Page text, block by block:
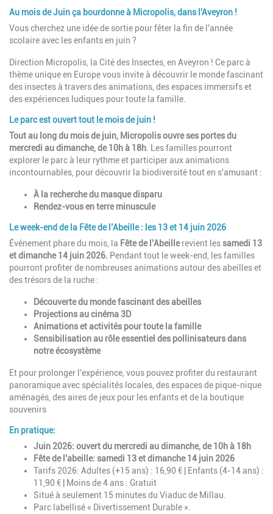
Au mois de Juin ça bourdonne à Micropolis, dans l'Aveyron !
Vous cherchez une idée de sortie pour fêter la fin de l'année
scolaire avec les enfants en juin ?
Direction Micropolis, la Cité des Insectes, en Aveyron ! Ce parc à
thème unique en Europe vous invite à découvrir le monde fascinant
des insectes à travers des animations, des espaces immersifs et
des expériences ludiques pour toute la famille.
Le parc est ouvert tout le mois de juin !
Tout au long du mois de juin, Micropolis ouvre ses portes du
mercredi au dimanche, de 10h à 18h . Les familles pourront
explorer le parc à leur rythme et participer aux animations
incontournables, pour découvrir la biodiversité tout en s'amusant :
À la recherche du masque disparu
Rendez-vous en terre minuscule
Le week-end de la Fête de l’Abeille : les 13 et 14 juin 2026
Événement phare du mois, la Fête de l’Abeillerevient lessamedi 13
et dimanche 14 juin 2026. Pendant tout le week-end, les familles
pourront profiter de nombreuses animations autour des abeilles et
des trésors de la ruche :
Découverte du monde fascinant des abeilles
Projections au cinéma 3D
Animations et activités pour toute la famille
Sensibilisation au rôle essentiel des pollinisateurs dans
notre écosystème
Et pour prolonger l'expérience, vous pouvez profiter du restaurant
panoramique avec spécialités locales, des espaces de pique-nique
aménagés, des aires de jeux pour les enfants et de la boutique
souvenirs
En pratique:
Juin 2026: ouvert du mercredi au dimanche, de 10h à 18h
Fête de l'abeille: samedi 13 et dimanche 14 juin 2026
Tarifs 2026: Adultes (+15 ans) : 16,90 € | Enfants (4-14 ans) :
11,90 € | Moins de 4 ans : Gratuit
Situé à seulement 15 minutes du Viaduc de Millau.
Parc labellisé « Divertissement Durable ».